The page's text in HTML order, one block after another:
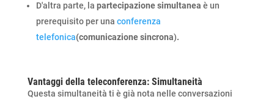
D'altra parte, la partecipazione simultanea è un
prerequisito per una conferenza
telefonica(comunicazione sincrona).
Vantaggi della teleconferenza: Simultaneità
Questa simultaneità ti è già nota nelle conversazioni